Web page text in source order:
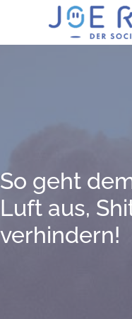
springen
So geht
Luft aus,
verhindern!